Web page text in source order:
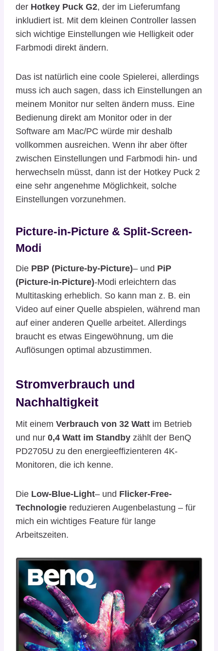
der Hotkey Puck G2, der im Lieferumfang
inkludiert ist. Mit dem kleinen Controller lassen
sich wichtige Einstellungen wie Helligkeit oder
Farbmodi direkt ändern.
Das ist natürlich eine coole Spielerei, allerdings
muss ich auch sagen, dass ich Einstellungen an
meinem Monitor nur selten ändern muss. Eine
Bedienung direkt am Monitor oder in der
Software am Mac/PC würde mir deshalb
vollkommen ausreichen. Wenn ihr aber öfter
zwischen Einstellungen und Farbmodi hin- und
herwechseln müsst, dann ist der Hotkey Puck 2
eine sehr angenehme Möglichkeit, solche
Einstellungen vorzunehmen.
Picture-in-Picture & Split-Screen-
Modi
Die PBP (Picture-by-Picture)– und PiP
(Picture-in-Picture)-Modi erleichtern das
Multitasking erheblich. So kann man z. B. ein
Video auf einer Quelle abspielen, während man
auf einer anderen Quelle arbeitet. Allerdings
braucht es etwas Eingewöhnung, um die
Auflösungen optimal abzustimmen.
Stromverbrauch und
Nachhaltigkeit
Mit einem Verbrauch von 32 Watt im Betrieb
und nur 0,4 Watt im Standby zählt der BenQ
PD2705U zu den energieeffizienteren 4K-
Monitoren, die ich kenne.
Die Low-Blue-Light– und Flicker-Free-
Technologie reduzieren Augenbelastung – für
mich ein wichtiges Feature für lange
Arbeitszeiten.